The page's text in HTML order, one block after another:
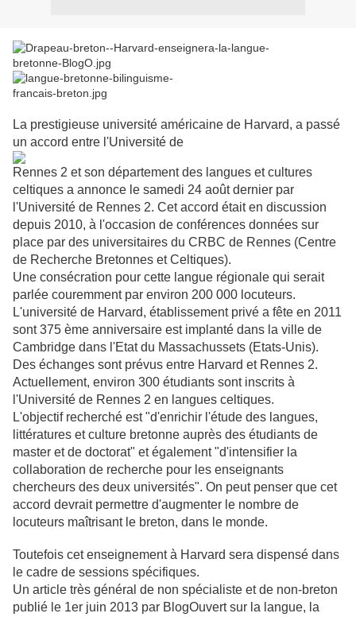
La prestigieuse université américaine de Harvard, a passé
un accord entre l'Université de
Rennes 2 et son département des langues et cultures
celtiques a annonce le samedi 24 août dernier par
l'Université de Rennes 2. Cet accord était en discussion
depuis 2010, à l'occasion de conférences données sur
place par des universitaires du CRBC de Rennes (Centre
de Recherche Bretonnes et Celtiques).
Une consécration pour cette langue régionale qui serait
parlée couremment par environ 200 000 locuteurs.
L'université de Harvard, établissement privé a fête en 2011
sont 375 ème anniversaire est implanté dans la ville de
Cambridge dans l'Etat du Massachussets (Etats-Unis).
Des échanges sont prévus entre Harvard et Rennes 2.
Actuellement, environ 300 étudiants sont inscrits à
l'Université de Rennes 2 en langues celtiques.
L'objectif recherché est "d'enrichir l'étude des langues,
littératures et culture bretonne auprès des étudiants de
master et de doctorat" et également "d'intensifier la
collaboration de recherche pour les enseignants
chercheurs des deux universités". On peut penser que cet
accord devrait permettre d'augmenter le nombre de
locuteurs maîtrisant le breton, dans le monde.
Toutefois cet enseignement à Harvard sera dispensé dans
le cadre de sessions spécifiques.
Un article très général de non spécialiste et de non-breton
publié le 1er juin 2013 par BlogOuvert sur la langue, la